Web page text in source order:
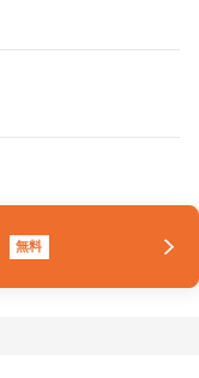
無料